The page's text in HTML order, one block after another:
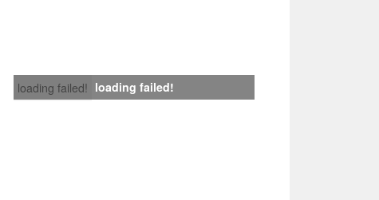
loading failed! loading failed!